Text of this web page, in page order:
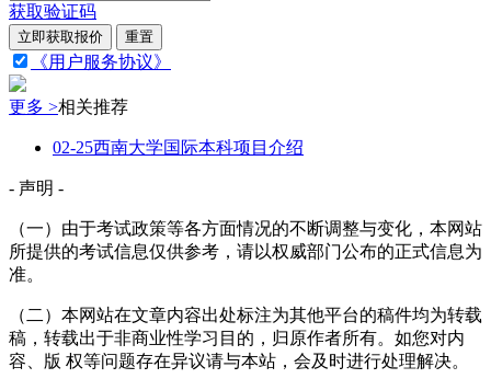
获取验证码
立即获取报价 重置
《用户服务协议》
更多 >相关推荐
02-25西南大学国际本科项目介绍
- 声明 -
（一）由于考试政策等各方面情况的不断调整与变化，本网站
所提供的考试信息仅供参考，请以权威部门公布的正式信息为
准。
（二）本网站在文章内容出处标注为其他平台的稿件均为转载
稿，转载出于非商业性学习目的，归原作者所有。如您对内
容、版 权等问题存在异议请与本站，会及时进行处理解决。